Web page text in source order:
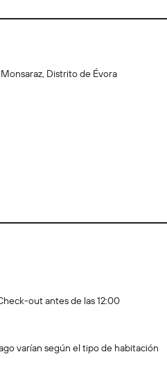
Distrito de Évora
out antes de las 12:00
varían según el tipo de habitación